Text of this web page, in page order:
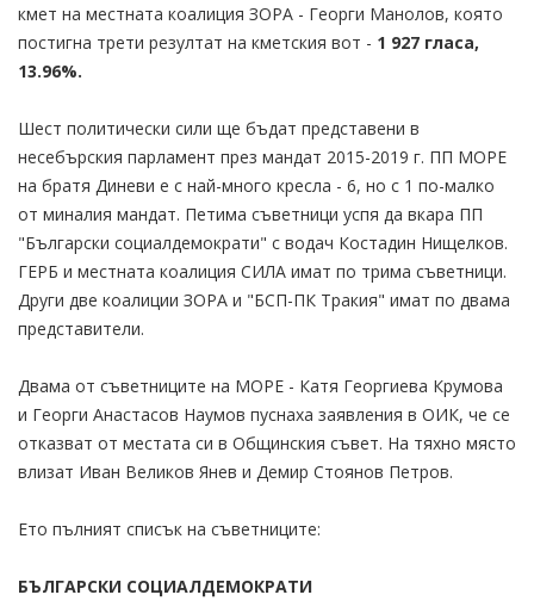
кмет на местната коалиция ЗОРА - Георги Манолов, която
постигна трети резултат на кметския вот - 1 927 гласа,
13.96%.
Шест политически сили ще бъдат представени в
несебърския парламент през мандат 2015-2019 г. ПП МОРЕ
на братя Диневи е с най-много кресла - 6, но с 1 по-малко
от миналия мандат. Петима съветници успя да вкара ПП
"Български социалдемократи" с водач Костадин Нищелков.
ГЕРБ и местната коалиция СИЛА имат по трима съветници.
Други две коалиции ЗОРА и "БСП-ПК Тракия" имат по двама
представители.
Двама от съветниците на МОРЕ - Катя Георгиева Крумова
и Георги Анастасов Наумов пуснаха заявления в ОИК, че се
отказват от местата си в Общинския съвет. На тяхно място
влизат Иван Великов Янев и Демир Стоянов Петров.
Ето пълният списък на съветниците:
БЪЛГАРСКИ СОЦИАЛДЕМОКРАТИ